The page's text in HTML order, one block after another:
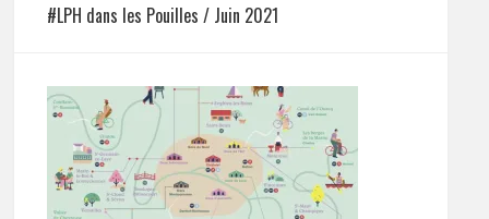
#LPH dans les Pouilles / Juin 2021